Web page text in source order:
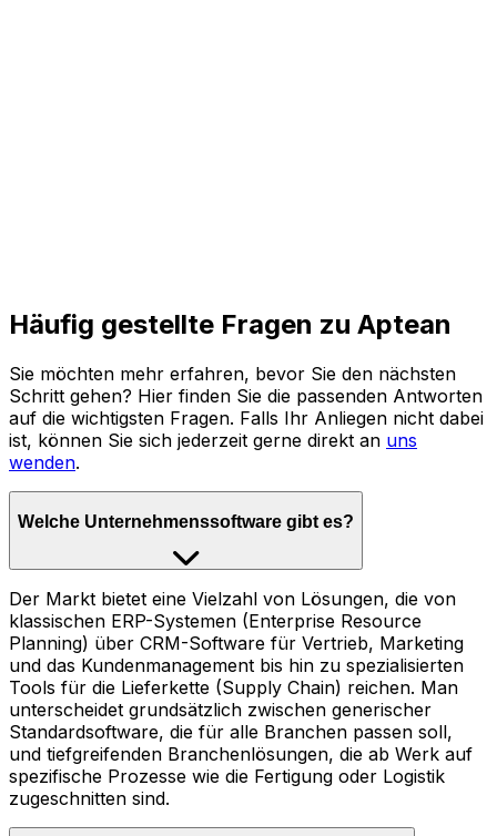
Häufig gestellte Fragen zu Aptean
Sie möchten mehr erfahren, bevor Sie den nächsten
Schritt gehen? Hier finden Sie die passenden Antworten
auf die wichtigsten Fragen. Falls Ihr Anliegen nicht dabei
ist, können Sie sich jederzeit gerne direkt an uns
wenden.
Welche Unternehmenssoftware gibt es?
Der Markt bietet eine Vielzahl von Lösungen, die von
klassischen ERP-Systemen (Enterprise Resource
Planning) über CRM-Software für Vertrieb, Marketing
und das Kundenmanagement bis hin zu spezialisierten
Tools für die Lieferkette (Supply Chain) reichen. Man
unterscheidet grundsätzlich zwischen generischer
Standardsoftware, die für alle Branchen passen soll,
und tiefgreifenden Branchenlösungen, die ab Werk auf
spezifische Prozesse wie die Fertigung oder Logistik
zugeschnitten sind.